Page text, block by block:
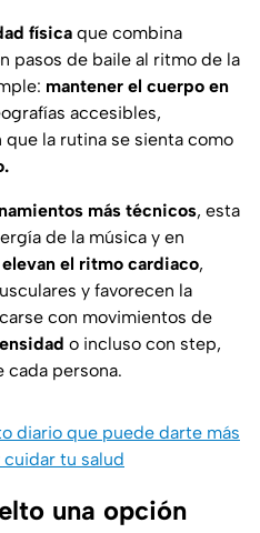
física que combina
pasos de baile al ritmo de la
mantener el cuerpo en
accesibles,
la rutina se sienta como
más técnicos, esta
de la música y en
elevan el ritmo cardiaco,
y favorecen la
con movimientos de
o incluso con step,
cada persona.
diario que puede darte más
tu salud
una opción